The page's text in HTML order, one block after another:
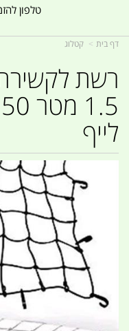
טלפון להזמנות:
דף בית קטלוג
רשת
לייף